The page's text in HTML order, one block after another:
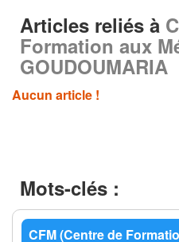
Articles reliés à
Formation aux
GOUDOUMARIA
Aucun article !
Mots-clés :
CFM (Centre de